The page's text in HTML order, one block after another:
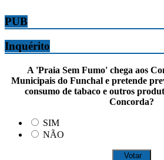
PUB
Inquérito
A 'Praia Sem Fumo' chega aos
Municipais do Funchal e pretende
consumo de tabaco e outros
Concorda?
SIM
NÃO